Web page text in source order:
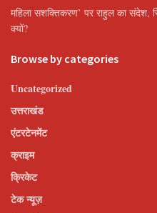
महिला सशक्तिकरण’ पर राहुल का संदेश,
क्यों?
Browse by categories
Uncategorized
उत्तराखंड
एंटरटेनमेंट
क्राइम
क्रिकेट
टेक न्यूज़